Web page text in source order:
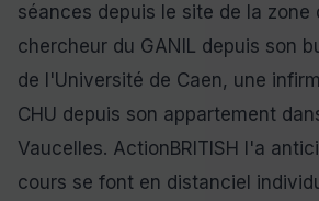
séances depuis le site de la zone
chercheur du GANIL depuis son
de l'Université de Caen, une
CHU depuis son appartement
Vaucelles. ActionBRITISH l'a
cours se font en distanciel